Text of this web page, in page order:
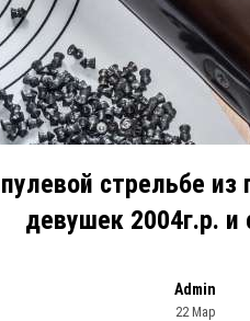
стрельбе
девушек 2004г.р. и
Admin
22 Мар